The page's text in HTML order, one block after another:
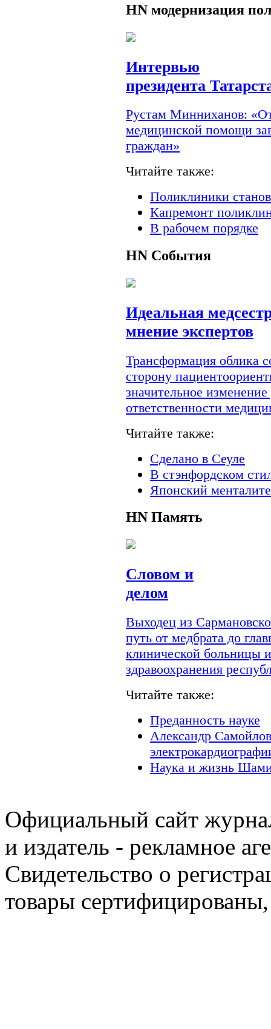
HN модернизация
Интервью
президента
Рустам Минниханов:
медицинской помощи
граждан»
Читайте также:
Поликлиники
Капремонт
В рабочем порядке
HN События
Идеальная
мнение экспертов
Трансформация облика
сторону
значительное
ответственности
Читайте также:
Сделано в Сеуле
В стэнфордском
Японский
HN Память
Словом и
делом
Выходец из
путь от медбрата до
клинической больницы
здравоохранения
Читайте также:
Преданность науке
Александр
Наука и жизнь
Официальный сайт
и издатель - рекламное
Свидетельство о
товары